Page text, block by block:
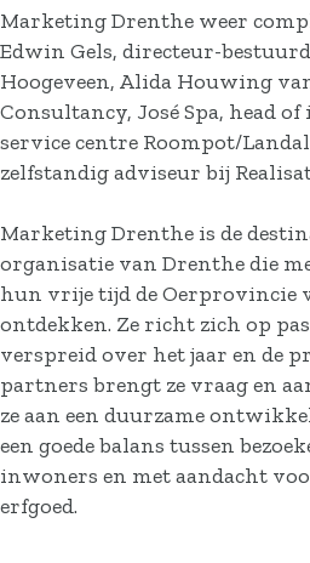
Marketing Drenthe weer
Edwin Gels, directeur-
Hoogeveen, Alida Houwing
Consultancy, José Spa, head
service centre Roompot/
zelfstandig adviseur bij
Marketing Drenthe is de
organisatie van Drenthe die
hun vrije tijd de Oerprovincie
ontdekken. Ze richt zich op
verspreid over het jaar en de
partners brengt ze vraag en
ze aan een duurzame
een goede balans tussen
inwoners en met aandacht
erfgoed.